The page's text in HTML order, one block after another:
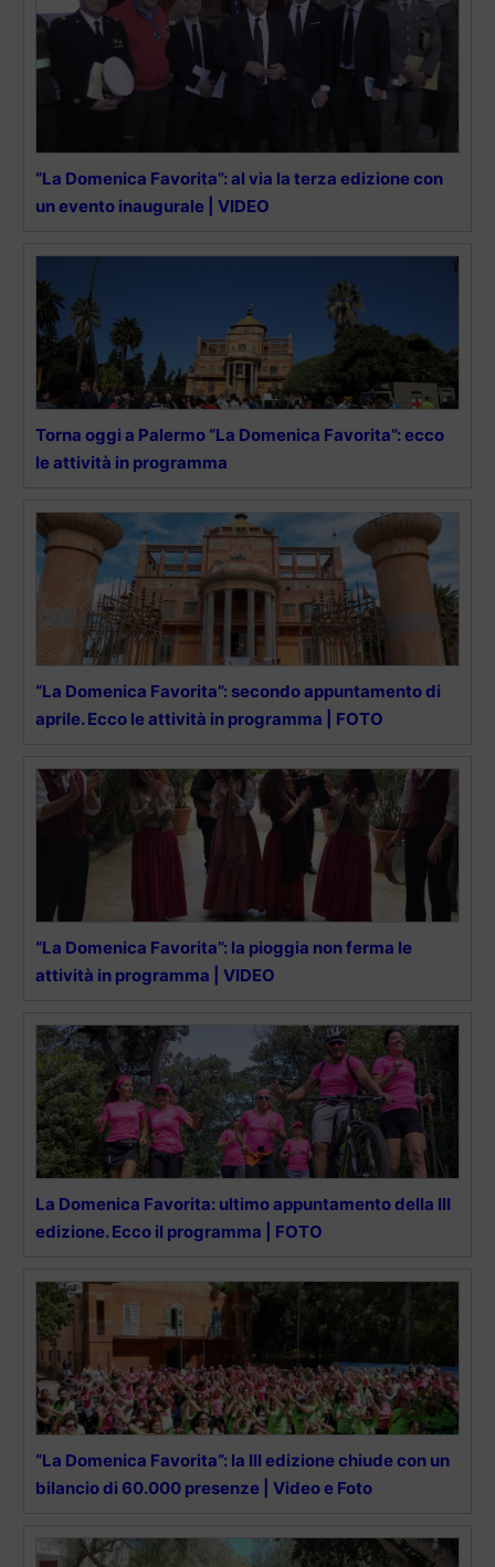
“La Domenica Favorita”: al via la terza edizione con
un evento inaugurale | VIDEO
Torna oggi a Palermo “La Domenica Favorita”: ecco
le attività in programma
“La Domenica Favorita”: secondo appuntamento di
aprile. Ecco le attività in programma | FOTO
“La Domenica Favorita”: la pioggia non ferma le
attività in programma | VIDEO
La Domenica Favorita: ultimo appuntamento della III
edizione. Ecco il programma | FOTO
“La Domenica Favorita”: la III edizione chiude con un
bilancio di 60.000 presenze | Video e Foto